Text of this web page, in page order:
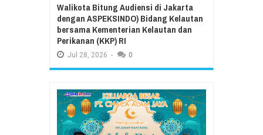
Walikota Bitung Audiensi di Jakarta
dengan ASPEKSINDO) Bidang Kelautan
bersama Kementerian Kelautan dan
Perikanan (KKP) RI
Jul 28, 2026 - 0